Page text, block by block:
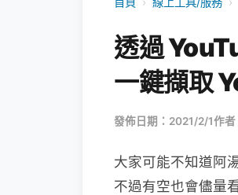
透過
一鍵擷取
發佈日期：2021/2/1作者
大家可能不知道阿
不過有空也會儘量